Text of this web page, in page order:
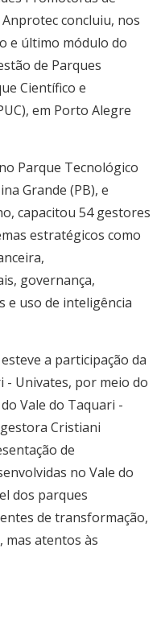
concluiu, nos
e último módulo do
de Parques
Científico e
em Porto Alegre
Parque Tecnológico
Grande (PB), e
capacitou 54 gestores
estratégicos como
governança,
e uso de inteligência
a participação da
- Univates, por meio do
Vale do Taquari -
Cristiani
de
no Vale do
dos parques
de transformação,
mas atentos às